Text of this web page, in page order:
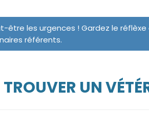
être les urgences ! Gardez le
référents.
TROUVER UN